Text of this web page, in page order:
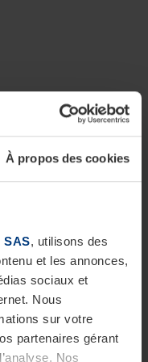
À propos des cookies
SAS, utilisons des
et les annonces,
sociaux et
Nous
sur votre
partenaires gérant
Nos